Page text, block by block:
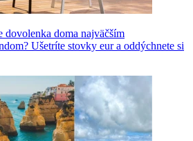
dovolenka doma najväčším
Ušetríte stovky eur a oddýchnete si